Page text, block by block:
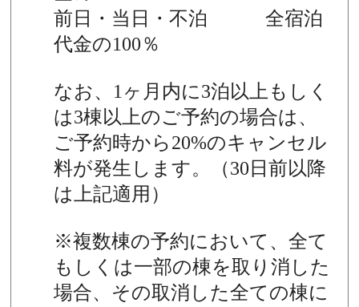
前日・当日・不泊 全宿泊
代金の100％
なお、1ヶ月内に3泊以上もしく
は3棟以上のご予約の場合は、
ご予約時から20%のキャンセル
料が発生します。（30日前以降
は上記適用）
※複数棟の予約において、全て
もしくは一部の棟を取り消した
場合、その取消した全ての棟に